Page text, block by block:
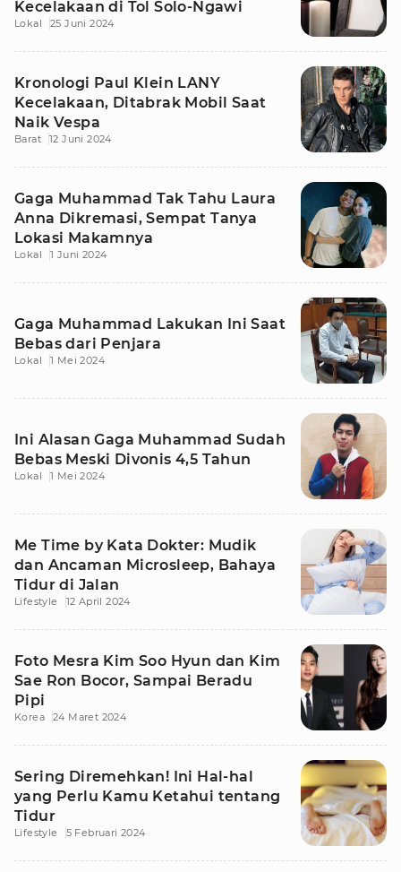
Kecelakaan di Tol Solo-Ngawi
Lokal 25 Juni 2024
Kronologi Paul Klein LANY
Kecelakaan, Ditabrak Mobil Saat
Naik Vespa
Barat 12 Juni 2024
Gaga Muhammad Tak Tahu Laura
Anna Dikremasi, Sempat Tanya
Lokasi Makamnya
Lokal 1 Juni 2024
Gaga Muhammad Lakukan Ini Saat
Bebas dari Penjara
Lokal 1 Mei 2024
Ini Alasan Gaga Muhammad Sudah
Bebas Meski Divonis 4,5 Tahun
Lokal 1 Mei 2024
Me Time by Kata Dokter: Mudik
dan Ancaman Microsleep, Bahaya
Tidur di Jalan
Lifestyle 12 April 2024
Foto Mesra Kim Soo Hyun dan Kim
Sae Ron Bocor, Sampai Beradu
Pipi
Korea 24 Maret 2024
Sering Diremehkan! Ini Hal-hal
yang Perlu Kamu Ketahui tentang
Tidur
Lifestyle 5 Februari 2024